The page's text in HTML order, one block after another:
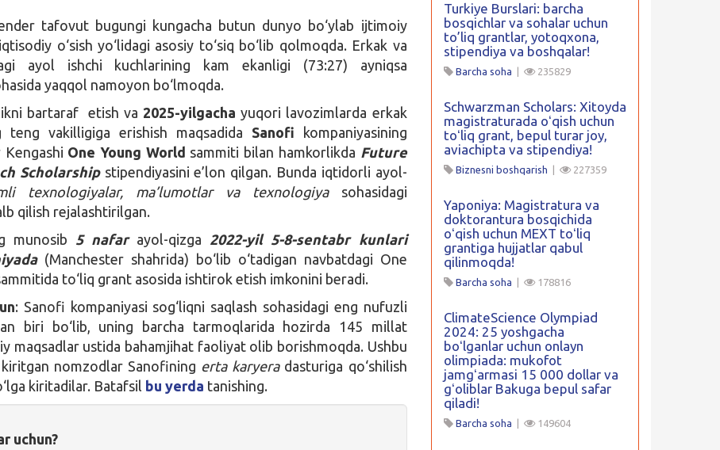
tafovut bugungi kungacha butun dunyo bo‘ylab ijtimoiy
o‘sish yo‘lidagi asosiy to‘siq bo‘lib qolmoqda. Erkak va
ayol ishchi kuchlarining kam ekanligi (73:27) ayniqsa
yaqqol namoyon bo‘lmoqda.
bartaraf etish va 2025-yilgacha yuqori lavozimlarda erkak
teng vakilligiga erishish maqsadida Sanofi kompaniyasining
One Young World sammiti bilan hamkorlikda Future
Scholarshipstipendiyasini e’lon qilgan. Bunda iqtidorli ayol-
texnologiyalar, ma’lumotlar va texnologiya sohasidagi
qilish rejalashtirilgan.
munosib 5 nafar ayol-qizga 2022-yil 5-8-sentabr kunlari
(Manchester shahrida) bo‘lib o‘tadigan navbatdagi One
to‘liq grant asosida ishtirok etish imkonini beradi.
: Sanofi kompaniyasi sog‘liqni saqlash sohasidagi eng nufuzli
biri bo‘lib, uning barcha tarmoqlarida hozirda 145 millat
maqsadlar ustida bahamjihat faoliyat olib borishmoqda. Ushbu
nomzodlar Sanofining erta karyeradasturiga qo‘shilish
kiritadilar. Batafsil bu yerda tanishing.
uchun?
Turkiye Burslari: barcha
bosqichlar va sohalar uchun
to’liq grantlar, yotoqxona,
stipendiya va boshqalar!
Barcha soha 235829
Schwarzman Scholars: Xitoyda
magistraturada oʻqish uchun
toʻliq grant, bepul turar joy,
aviachipta va stipendiya!
Biznesni boshqarish 227359
Yaponiya: Magistratura va
doktorantura bosqichida
oʻqish uchun MEXT toʻliq
grantiga hujjatlar qabul
qilinmoqda!
Barcha soha 178816
ClimateScience Olympiad
2024: 25 yoshgacha
boʻlganlar uchun onlayn
olimpiada: mukofot
jamgʻarmasi 15 000 dollar va
gʻoliblar Bakuga bepul safar
qiladi!
Barcha soha 149604